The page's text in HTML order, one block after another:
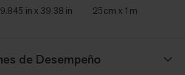
9.845 in x 39.38 in 25cm x 1m
de Desempeño